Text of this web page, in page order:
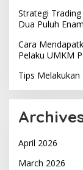
Strategi
Dua Puluh
Cara
Pelaku UMKM
Tips
April 2026
March 2026